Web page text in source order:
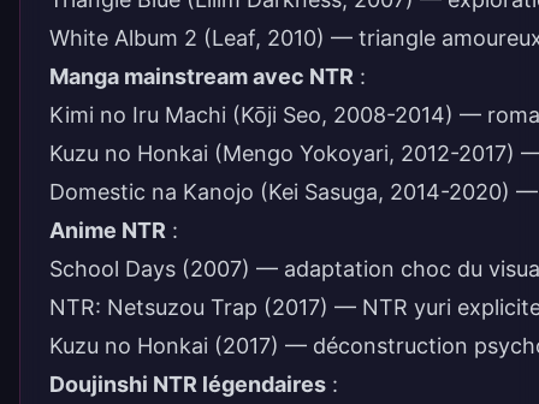
White Album 2 (Leaf, 2010) — triangle
Manga mainstream avec NTR :
Kimi no Iru Machi (Kōji Seo, 2008-2014) —
Kuzu no Honkai (Mengo Yokoyari, 2012-2017)
Domestic na Kanojo (Kei Sasuga, 2014-2020)
Anime NTR :
School Days (2007) — adaptation choc du
NTR: Netsuzou Trap (2017) — NTR yuri
Kuzu no Honkai (2017) — déconstruction
Doujinshi NTR légendaires :